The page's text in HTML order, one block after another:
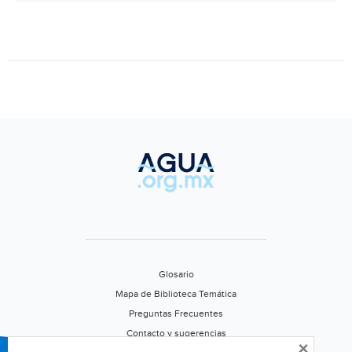
Glosario
Mapa de Biblioteca Temática
Preguntas Frecuentes
Contacto y sugerencias